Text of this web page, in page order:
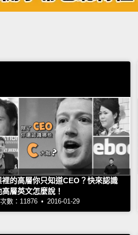
裡的高層你只知道CEO？快來認識
層英文怎麼說！
數：11876 • 2016-01-29